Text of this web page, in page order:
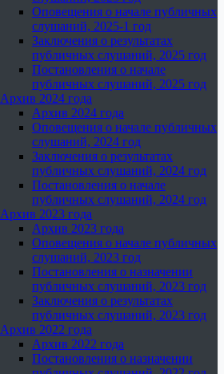
Оповещения о начале публичных
слушаний, 2025-1 год
Заключения о результатах
публичных слушаний, 2025 год
Постановления о начале
публичных слушаний, 2025 год
Архив 2024 года
Архив 2024 года
Оповещения о начале публичных
слушаний, 2024 год
Заключения о результатах
публичных слушаний, 2024 год
Постановления о начале
публичных слушаний, 2024 год
Архив 2023 года
Архив 2023 года
Оповещения о начале публичных
слушаний, 2023 год
Постановления о назначении
публичных слушаний, 2023 год
Заключения о результатах
публичных слушаний, 2023 год
Архив 2022 года
Архив 2022 года
Постановления о назначении